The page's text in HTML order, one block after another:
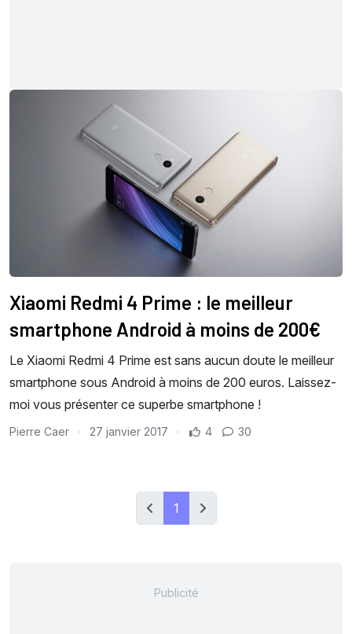
Xiaomi Redmi 4 Prime : le meilleur
smartphone Android à moins de 200€
Le Xiaomi Redmi 4 Prime est sans aucun doute le meilleur
smartphone sous Android à moins de 200 euros. Laissez-
moi vous présenter ce superbe smartphone !
Pierre Caer 27 janvier 2017 4 30
1